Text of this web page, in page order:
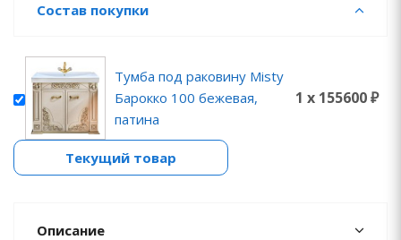
Состав покупки
Тумба под раковину Misty
Барокко 100 бежевая,
патина
1 x 155600 ₽
Текущий товар
Описание